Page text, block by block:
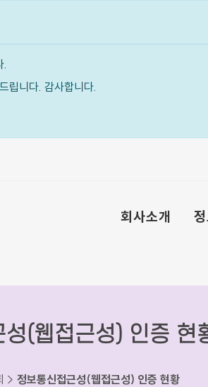
.
립니다. 감사합니다.
회사소개
성(웹접근성) 인증 현
> 정보통신접근성(웹접근성) 인증 현황